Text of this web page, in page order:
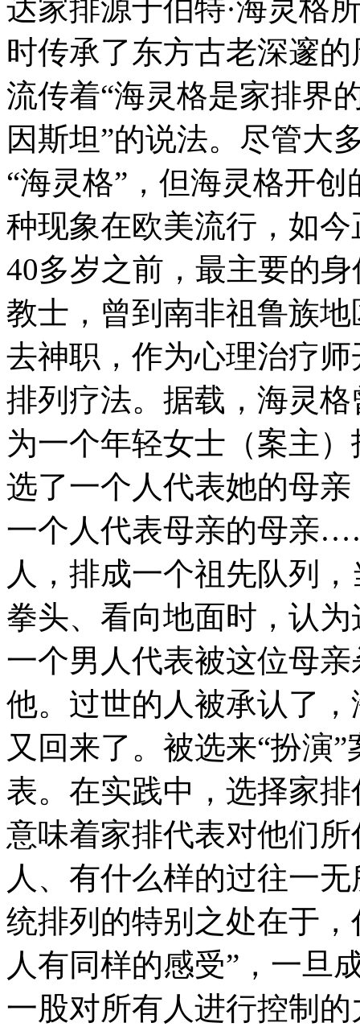
达家排源于伯特·海灵格
时传承了东方古老深邃
流传着“海灵格是家排界
因斯坦”的说法。尽管大
“海灵格”，但海灵格开
种现象在欧美流行，如
40多岁之前，最主要的
教士，曾到南非祖鲁族
去神职，作为心理治疗
排列疗法。据载，海灵
为一个年轻女士（案主
选了一个人代表她的母
一个人代表母亲的母亲
人，排成一个祖先队列
拳头、看向地面时，认
一个男人代表被这位母
他。过世的人被承认了
又回来了。被选来“扮演
表。在实践中，选择家
意味着家排代表对他们
人、有什么样的过往一
统排列的特别之处在于
人有同样的感受”，一旦
一股对所有人进行控制